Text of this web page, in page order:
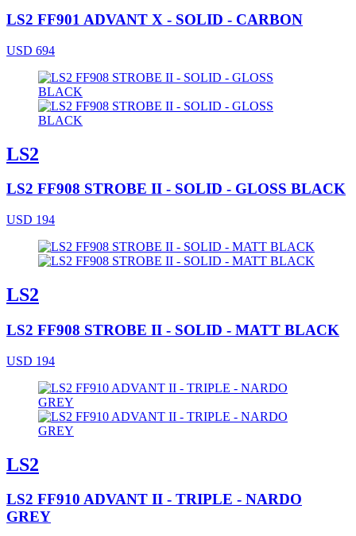
LS2 FF901 ADVANT X - SOLID - CARBON
USD 694
LS2
LS2 FF908 STROBE II - SOLID - GLOSS BLACK
USD 194
LS2
LS2 FF908 STROBE II - SOLID - MATT BLACK
USD 194
LS2
LS2 FF910 ADVANT II - TRIPLE - NARDO
GREY